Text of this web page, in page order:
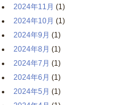
2024年11月 (1)
2024年10月 (1)
2024年9月 (1)
2024年8月 (1)
2024年7月 (1)
2024年6月 (1)
2024年5月 (1)